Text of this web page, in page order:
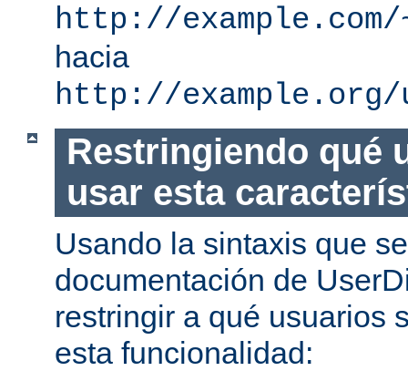
http://example.com/
hacia
http://example.org/
Restringiendo qué
usar esta
Usando la sintaxis que
documentación de
restringir a qué usuarios
esta funcionalidad: